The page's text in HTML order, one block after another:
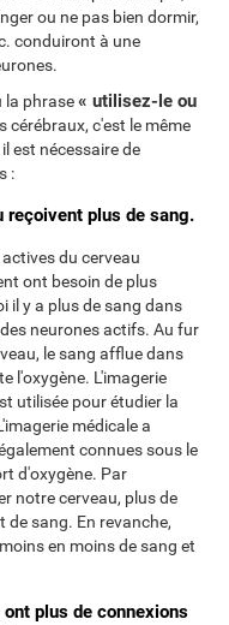
ou ne pas bien dormir,
conduiront à une
la phrase« utilisez-le ou
cérébraux, c'est le même
est nécessaire de
:
reçoivent plus de sang.
du cerveau
ont besoin de plus
il y a plus de sang dans
neurones actifs. Au fur
le sang afflue dans
l'oxygène. L'imagerie
utilisée pour étudier la
médicale a
connues sous le
d'oxygène. Par
notre cerveau, plus de
de sang. En revanche,
en moins de sang et
plus de connexions